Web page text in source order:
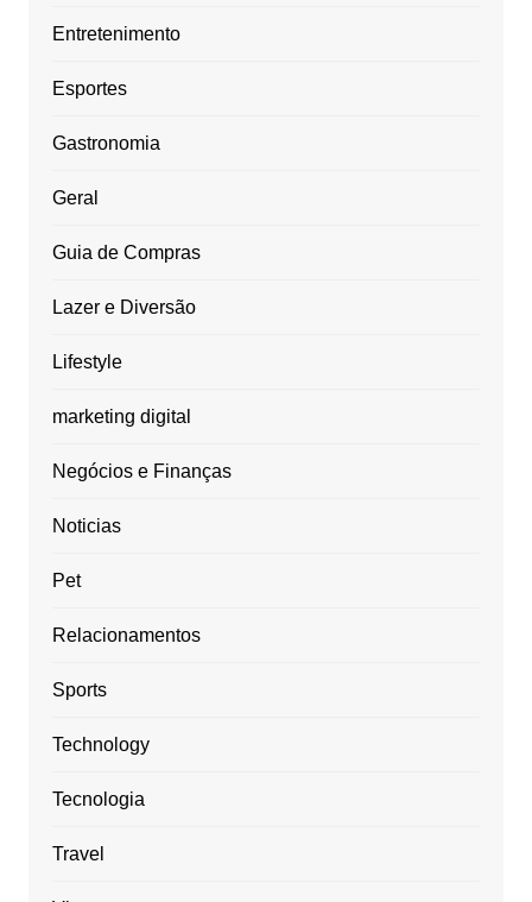
Entretenimento
Esportes
Gastronomia
Geral
Guia de Compras
Lazer e Diversão
Lifestyle
marketing digital
Negócios e Finanças
Noticias
Pet
Relacionamentos
Sports
Technology
Tecnologia
Travel